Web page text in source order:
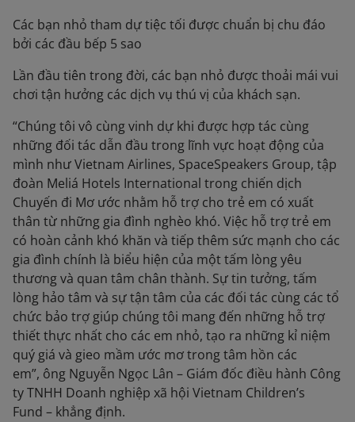
Các bạn nhỏ tham dự tiệc tối được chuẩn bị chu đáo
bởi các đầu bếp 5 sao
Lần đầu tiên trong đời, các bạn nhỏ được thoải mái vui
chơi tận hưởng các dịch vụ thú vị của khách sạn.
“Chúng tôi vô cùng vinh dự khi được hợp tác cùng
những đối tác dẫn đầu trong lĩnh vực hoạt động của
mình như Vietnam Airlines, SpaceSpeakers Group, tập
đoàn Meliá Hotels International trong chiến dịch
Chuyến đi Mơ ước nhằm hỗ trợ cho trẻ em có xuất
thân từ những gia đình nghèo khó. Việc hỗ trợ trẻ em
có hoàn cảnh khó khăn và tiếp thêm sức mạnh cho các
gia đình chính là biểu hiện của một tấm lòng yêu
thương và quan tâm chân thành. Sự tin tưởng, tấm
lòng hảo tâm và sự tận tâm của các đối tác cùng các tổ
chức bảo trợ giúp chúng tôi mang đến những hỗ trợ
thiết thực nhất cho các em nhỏ, tạo ra những kỉ niệm
quý giá và gieo mầm ước mơ trong tâm hồn các
em”, ông Nguyễn Ngọc Lân – Giám đốc điều hành Công
ty TNHH Doanh nghiệp xã hội Vietnam Children’s
Fund – khẳng định.